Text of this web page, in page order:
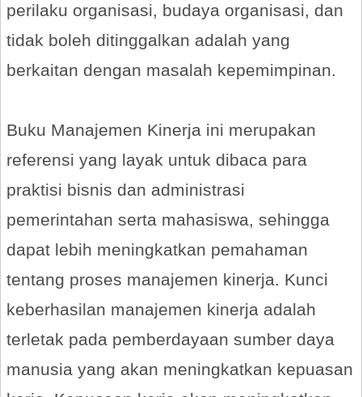
perilaku organisasi, budaya organisasi, dan
tidak boleh ditinggalkan adalah yang
berkaitan dengan masalah kepemimpinan.
Buku Manajemen Kinerja ini merupakan
referensi yang layak untuk dibaca para
praktisi bisnis dan administrasi
pemerintahan serta mahasiswa, sehingga
dapat lebih meningkatkan pemahaman
tentang proses manajemen kinerja. Kunci
keberhasilan manajemen kinerja adalah
terletak pada pemberdayaan sumber daya
manusia yang akan meningkatkan kepuasan